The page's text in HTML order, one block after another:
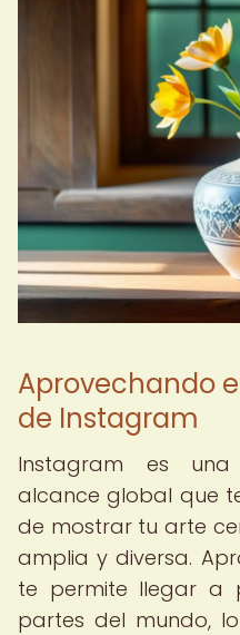
Aprovechando
de Instagram
Instagram es
alcance global que
de mostrar tu arte
amplia y diversa.
te permite llegar a
partes del mundo,